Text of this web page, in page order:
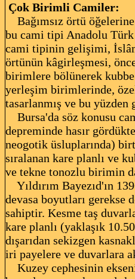
Çok Birimli Camiler:
Bağımsız örtü
bu cami tipi Anadolu Türk
cami tipinin gelişimi,
örtünün kâgirleşmesi,
birimlere bölünerek
yerleşim birimlerinde,
tasarlanmış ve bu
Bursa'da söz konusu
depreminde hasır
neogotik üsluplarında)
sıralanan kare planlı ve
ve tekne tonozlu birimin
Yıldırım Bayezıd'ın
devasa boyutları gerekse
sahiptir. Kesme taş
kare planlı (yaklaşık
dışarıdan sekizgen
iri payelere ve duvarlara
Kuzey cephesinin